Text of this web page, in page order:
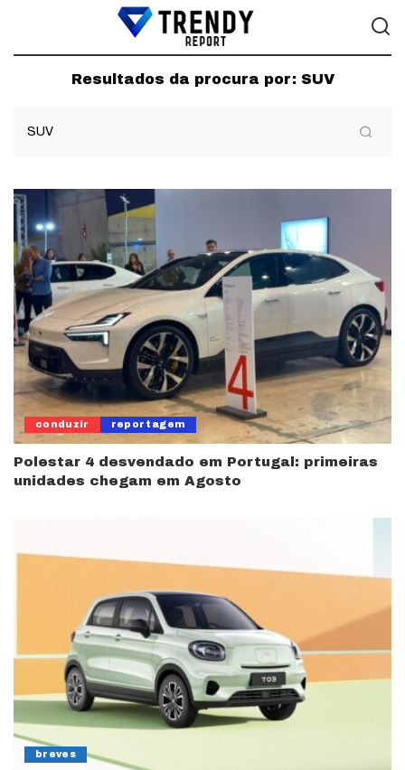
Resultados da procura por: SUV
conduzir reportagem
Polestar 4 desvendado em Portugal: primeiras
unidades chegam em Agosto
breves